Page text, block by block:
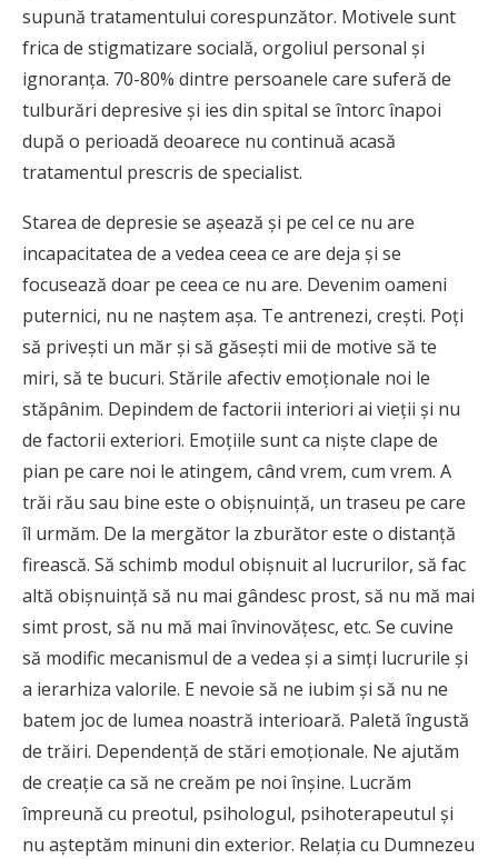
supună tratamentului corespunzător. Motivele sunt
frica de stigmatizare socială, orgoliul personal şi
ignoranţa. 70-80% dintre persoanele care suferă de
tulburări depresive şi ies din spital se întorc înapoi
după o perioadă deoarece nu continuă acasă
tratamentul prescris de specialist.
Starea de depresie se aşează şi pe cel ce nu are
incapacitatea de a vedea ceea ce are deja şi se
focusează doar pe ceea ce nu are. Devenim oameni
puternici, nu ne naștem așa. Te antrenezi, creşti. Poţi
să priveşti un măr şi să găseşti mii de motive să te
miri, să te bucuri. Stările afectiv emoţionale noi le
stăpânim. Depindem de factorii interiori ai vieţii şi nu
de factorii exteriori. Emoţiile sunt ca nişte clape de
pian pe care noi le atingem, când vrem, cum vrem. A
trăi rău sau bine este o obişnuinţă, un traseu pe care
îl urmăm. De la mergător la zburător este o distanţă
firească. Să schimb modul obişnuit al lucrurilor, să fac
altă obişnuinţă să nu mai gândesc prost, să nu mă mai
simt prost, să nu mă mai învinovăţesc, etc. Se cuvine
să modific mecanismul de a vedea şi a simţi lucrurile şi
a ierarhiza valorile. E nevoie să ne iubim şi să nu ne
batem joc de lumea noastră interioară. Paletă îngustă
de trăiri. Dependenţă de stări emoţionale. Ne ajutăm
de creaţie ca să ne creăm pe noi înşine. Lucrăm
împreună cu preotul, psihologul, psihoterapeutul şi
nu aşteptăm minuni din exterior. Relaţia cu Dumnezeu